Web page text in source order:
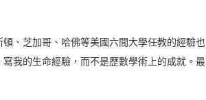
、芝加哥、哈佛等美國六間大學任教的經驗也
我的生命經驗，而不是歷數學術上的成就。最